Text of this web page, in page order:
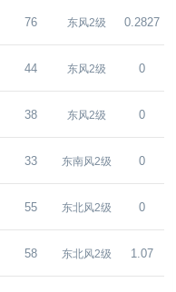
76 东风2级 0.2827
44 东风2级 0
38 东风2级 0
33 东南风2级 0
55 东北风2级 0
58 东北风2级 1.07